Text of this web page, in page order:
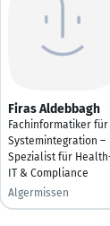
Firas Aldebbagh
Fachinformatiker für
Systemintegration –
Spezialist für
IT & Compliance
Algermissen